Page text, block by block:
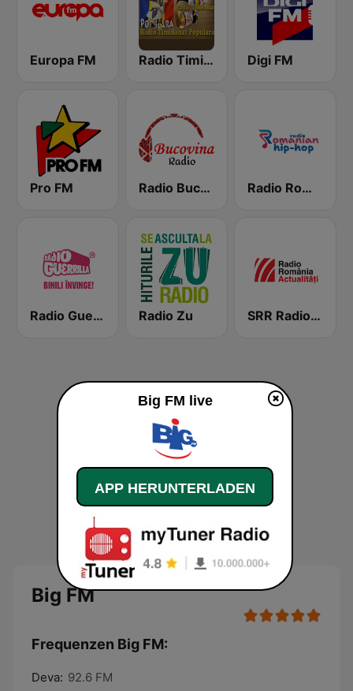
Europa FM Radio TimiBanat Populara Digi FM
Pro FM Radio Bucovina Radio Romanian Hip-Hop
Radio Guerrilla Radio Zu SRR Radio România Actualităţi
Big FM
Frequenzen Big FM:
Deva: 92.6 FM
Big FM live
APP HERUNTERLADEN